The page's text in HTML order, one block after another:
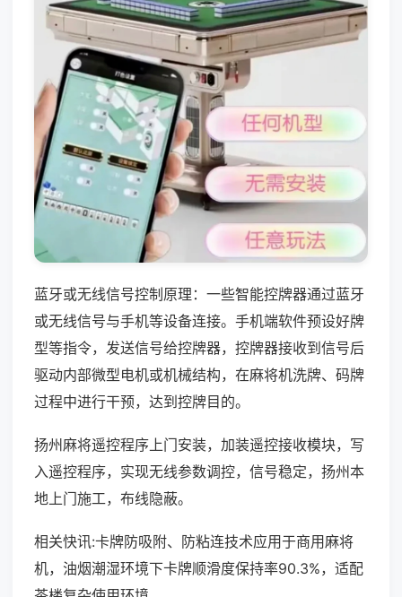
蓝牙或无线信号控制原理：一些智能控牌器通过蓝牙
或无线信号与手机等设备连接。手机端软件预设好牌
型等指令，发送信号给控牌器，控牌器接收到信号后
驱动内部微型电机或机械结构，在麻将机洗牌、码牌
过程中进行干预，达到控牌目的。
扬州麻将遥控程序上门安装，加装遥控接收模块，写
入遥控程序，实现无线参数调控，信号稳定，扬州本
地上门施工，布线隐蔽。
相关快讯:卡牌防吸附、防粘连技术应用于商用麻将
机，油烟潮湿环境下卡牌顺滑度保持率90.3%，适配